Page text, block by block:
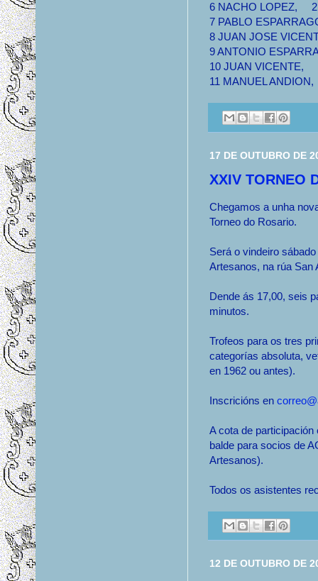
6 NACHO LOPEZ, 2
7 PABLO
8 JUAN JOSE
9 ANTONIO
10 JUAN VICENTE,
11 MANUEL
17 DE OUTUBRO DE
XXIV TORNEO
Chegamos a unha
Torneo do Rosario.
Será o vindeiro
Artesanos, na rúa San
Dende ás 17,00, seis
minutos.
Trofeos para os tres
categorías absoluta,
en 1962 ou antes).
Inscricións en
A cota de participación
balde para socios de
Artesanos).
Todos os asistentes
12 DE OUTUBRO DE